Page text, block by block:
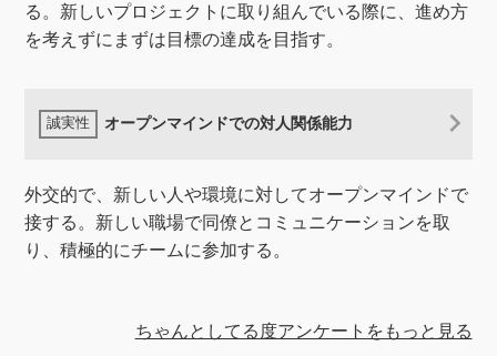
る。新しいプロジェクトに取り組んでいる際に、進め方
を考えずにまずは目標の達成を目指す。
オープンマインドでの対人関係能力
外交的で、新しい人や環境に対してオープンマインドで
接する。新しい職場で同僚とコミュニケーションを取
り、積極的にチームに参加する。
ちゃんとしてる度アンケートをもっと見る